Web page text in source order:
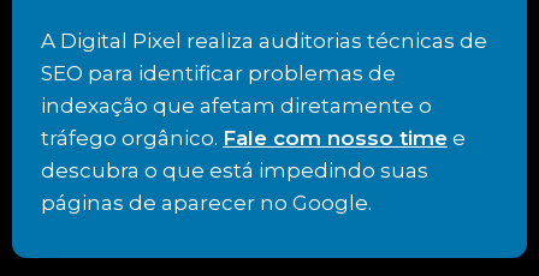
A Digital Pixel realiza auditorias técnicas de
SEO para identificar problemas de
indexação que afetam diretamente o
tráfego orgânico. Fale com nosso time e
descubra o que está impedindo suas
páginas de aparecer no Google.